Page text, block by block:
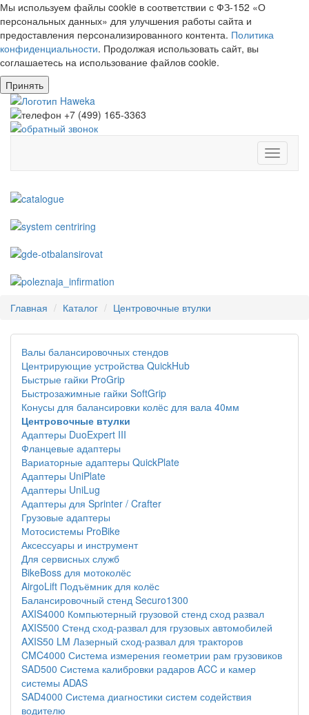
Мы используем файлы cookie в соответствии с ФЗ-152 «О
персональных данных» для улучшения работы сайта и
предоставления персонализированного контента. Политика
конфиденциальности. Продолжая использовать сайт, вы
соглашаетесь на использование файлов cookie.
Принять
Toggle
Главная Каталог Центровочные втулки
Валы балансировочных стендов
Центрирующие устройства QuickHub
Быстрые гайки ProGrip
Быстрозажимные гайки SoftGrip
Конусы для балансировки колёс для вала 40мм
Центровочные втулки
Адаптеры DuoExpert III
Фланцевые адаптеры
Вариаторные адаптеры QuickPlate
Адаптеры UniPlate
Адаптеры UniLug
Адаптеры для Sprinter / Crafter
Грузовые адаптеры
Мотосистемы ProBike
Аксессуары и инструмент
Для сервисных служб
BikeBoss для мотоколёс
AirgoLift Подъёмник для колёс
Балансировочный стенд Securo1300
AXIS4000 Компьютерный грузовой стенд сход развал
AXIS500 Стенд сход-развал для грузовых автомобилей
AXIS50 LM Лазерный сход-развал для тракторов
CMC4000 Система измерения геометрии рам грузовиков
SAD500 Система калибровки радаров ACC и камер
системы ADAS
SAD4000 Система диагностики систем содействия
водителю